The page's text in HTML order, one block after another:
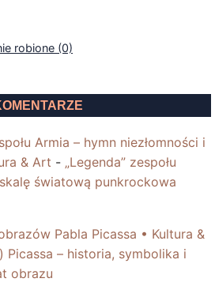
robione (0)
Armia – hymn niezłomności i
& Art - „Legenda” zespołu
światową punkrockowa
Pabla Picassa • Kultura &
Picassa – historia, symbolika i
obrazu